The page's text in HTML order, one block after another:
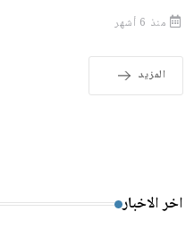
منذ 6 أشهر
المزيد
اخر الاخبار